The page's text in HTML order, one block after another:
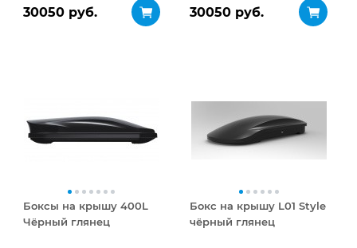
30050 руб. 30050 руб.
Боксы на крышу 400L
Чёрный глянец
Бокс на крышу L01 Style
чёрный глянец